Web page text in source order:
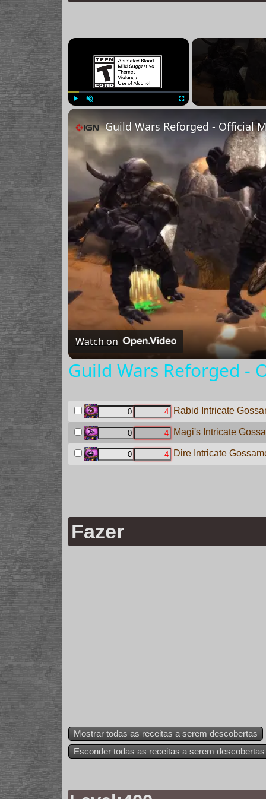
×
Guild Wars Reforged - Official
Watch on
Guild Wars Reforged -
Rabid Intricate
Magi's Intricate
Dire Intricate
Fazer
Mostrar todas as receitas a serem descobertas
Esconder todas as receitas a serem descobertas